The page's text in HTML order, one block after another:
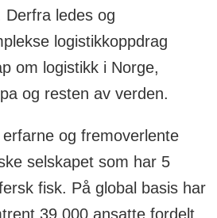
Derfra ledes og
logistikkoppdrag
om logistikk i Norge,
og resten av verden.
og fremoverlente
selskapet som har 5
fisk. På global basis har
39.000 ansatte fordelt